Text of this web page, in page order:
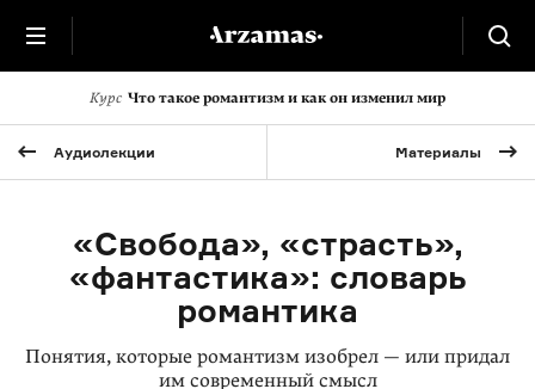
Курс Что такое романтизм и как он изменил мир
Аудиолекции Материалы
«Свобода», «страсть»,
«фантастика»: словарь
романтика
Понятия, которые романтизм изобрел — или придал
им современный смысл